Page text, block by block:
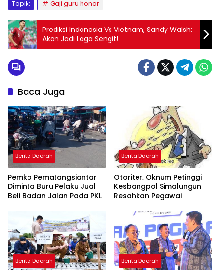
Topik:
Gaji guru honor
Prediksi Indonesia Vs Vietnam, Sandy Walsh:
Akan Jadi Laga Sengit!
Baca Juga
Berita Daerah
Pemko Pematangsiantar
Diminta Buru Pelaku Jual
Beli Badan Jalan Pada PKL
Berita Daerah
Otoriter, Oknum Petinggi
Kesbangpol Simalungun
Resahkan Pegawai
Berita Daerah Berita Daerah